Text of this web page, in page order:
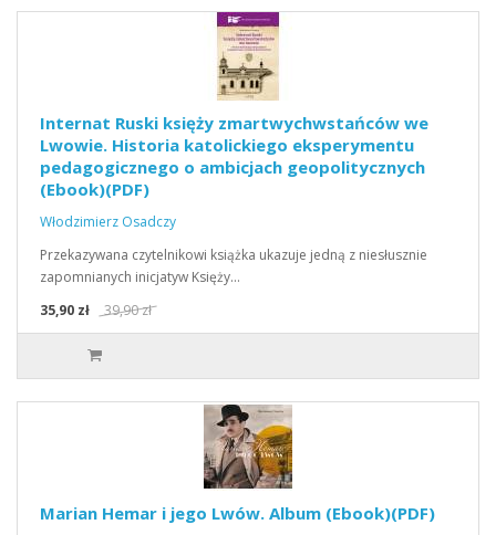
Internat Ruski księży zmartwychwstańców we
Lwowie. Historia katolickiego eksperymentu
pedagogicznego o ambicjach geopolitycznych
(Ebook)(PDF)
Włodzimierz Osadczy
Przekazywana czytelnikowi książka ukazuje jedną z niesłusznie
zapomnianych inicjatyw Księży…
35,90 zł
39,90 zł
Marian Hemar i jego Lwów. Album (Ebook)(PDF)